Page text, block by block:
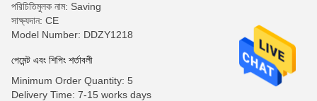
পরিচিতিমুলক নাম: Saving
সাক্ষ্যদান: CE
Model Number: DDZY1218
পেমেন্ট এবং শিপিং শর্তাবলী
Minimum Order Quantity: 5
Delivery Time: 7-15 works days